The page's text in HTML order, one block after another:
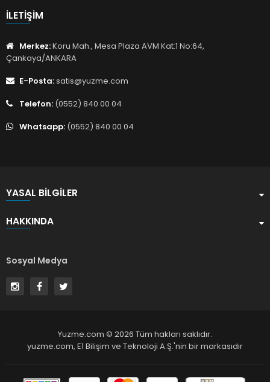
İLETIŞIM
Merkez:Koru Mah., Mesa Plaza AVM Kat:1 No:64,
Çankaya/ANKARA
E-Posta:satis@yuzme.com
Telefon: (0552) 840 00 04
Whatsapp: (0552) 840 00 04
YASAL BILGILER
HAKKINDA
Sosyal Medya
Yuzme.com © 2026 Tüm hakları saklıdır.
yuzme.com, E1 Bilişim ve Teknoloji A.Ş.'nin bir markasıdır